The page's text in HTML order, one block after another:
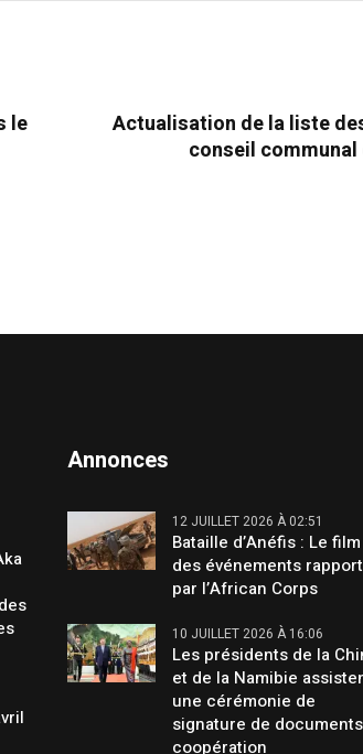
le
Actualisation de la liste
conseil communal
Annonces
12 JUILLET 2026 À 02:51
Bataille d’Anéfis : Le film
des événements
par l’African Corps
10 JUILLET 2026 À 16:06
Les présidents de la
et de la Namibie
une cérémonie de
signature de
coopération